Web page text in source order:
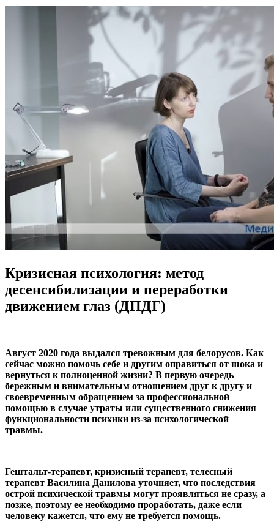
Кризисная психология: метод
десенсибилизации и переработки
движением глаз (ДПДГ)
Август 2020 года выдался тревожным для белорусов. Как
сейчас можно помочь себе и другим оправиться от шока и
вернуться к полноценной жизни? В первую очередь
бережным и внимательным отношением друг к другу и
своевременным обращением за профессиональной
помощью в случае утраты или существенного снижения
функциональности психики из-за психологической
травмы.
Гештальт-терапевт, кризисный терапевт, телесный
терапевт Василина Данилова уточняет, что последствия
острой психической травмы могут проявляться не сразу, а
позже, поэтому ее необходимо проработать, даже если
человеку кажется, что ему не требуется помощь.